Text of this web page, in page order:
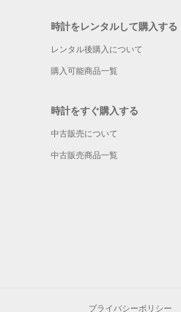
時計をレンタルして購入する
レンタル後購入について
購入可能商品一覧
時計をすぐ購入する
中古販売について
中古販売商品一覧
プライバシーポリシー